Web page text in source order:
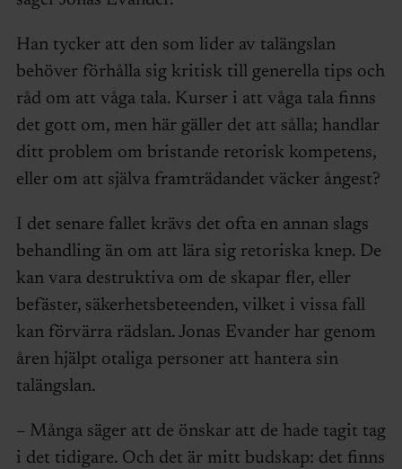
Han tycker att den som lider av talängslan
behöver förhålla sig kritisk till generella tips och
råd om att våga tala. Kurser i att våga tala finns
det gott om, men här gäller det att sålla; handlar
ditt problem om bristande retorisk kompetens,
eller om att själva framträdandet väcker ångest?
I det senare fallet krävs det ofta en annan slags
behandling än om att lära sig retoriska knep. De
kan vara destruktiva om de skapar fler, eller
befäster, säkerhetsbeteenden, vilket i vissa fall
kan förvärra rädslan. Jonas Evander har genom
åren hjälpt otaliga personer att hantera sin
talängslan.
– Många säger att de önskar att de hade tagit tag
i det tidigare. Och det är mitt budskap: det finns